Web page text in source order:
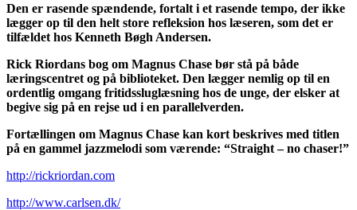
Den er rasende spændende, fortalt i et rasende tempo, der ikke
lægger op til den helt store refleksion hos læseren, som det er
tilfældet hos Kenneth Bøgh Andersen.
Rick Riordans bog om Magnus Chase bør stå på både
læringscentret og på biblioteket. Den lægger nemlig op til en
ordentlig omgang fritidssluglæsning hos de unge, der elsker at
begive sig på en rejse ud i en parallelverden.
Fortællingen om Magnus Chase kan kort beskrives med titlen
på en gammel jazzmelodi som værende: “Straight – no chaser!”
http://rickriordan.com
http://www.carlsen.dk/